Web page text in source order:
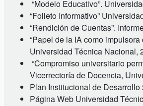
“Modelo Educativo”.
“Folleto Informativo”
“Rendición de Cuentas”.
“Papel de la IA como
Universidad Técnica Nacional,
“Compromiso universitario
Vicerrectoría de Docencia,
Plan Institucional de
Página Web Universidad